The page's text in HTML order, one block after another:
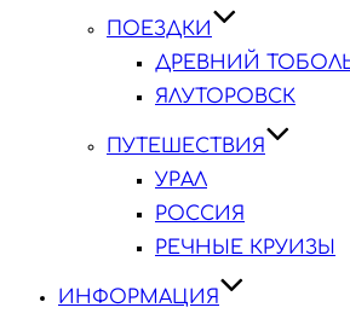
ПОЕЗДКИ
ДРЕВНИЙ
ЯЛУТОРОВСК
ПУТЕШЕСТВИЯ
УРАЛ
РОССИЯ
РЕЧНЫЕ КРУИЗЫ
ИНФОРМАЦИЯ